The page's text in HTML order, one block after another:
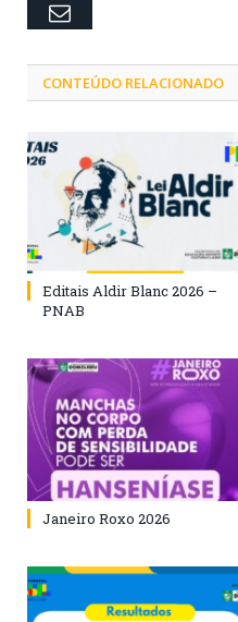
Email
CONTEÚDO RELACIONADO
Editais Aldir Blanc 2026 –
PNAB
Janeiro Roxo 2026